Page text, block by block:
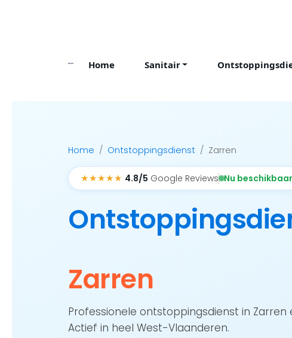
Home Sanitair
Home Ontstoppingsdienst Zarren
★★★★★ 4.8/5 Google Reviews Nu beschikbaar
Zarren
Professionele ontstoppingsdienst in Zarren
Actief in heel West-Vlaanderen.